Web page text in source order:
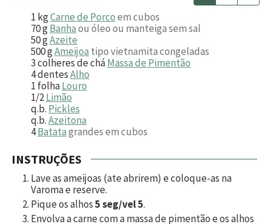
1 kgCarne de Porcoem cubos
70gBanhaou óleo ou manteiga sem sal
50gAzeite
500gAmeijoa tipo vietnamita congeladas
3colheres de cháMassa de Pimentão
4dentesAlho
1 folhaLouro
1/2Limão
q.b. Pickles
q.b.Azeitona
4Batatagrandes em cubos
INSTRUÇÕES
Lave as ameijoas (ate abrirem) e coloque-as na
Varoma e reserve.
Pique os alhos5 seg/vel 5.
Envolva a carne com a massa de pimentão e os alhos